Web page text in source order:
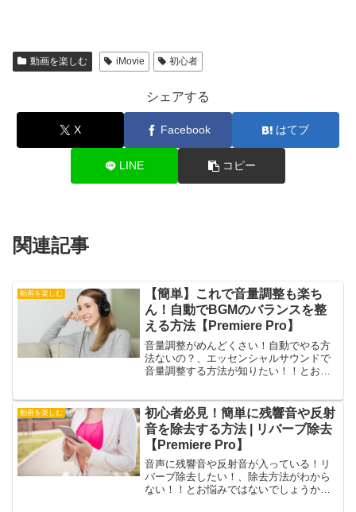
動画を楽しむ iMovie 初心者
シェアする
X Facebook はてブ
LINE コピー
関連記事
動画を楽しむ
【簡単】これで音量調整も楽ち
ん！自動でBGMのバランスを整
える方法【Premiere Pro】
音量調整がめんどくさい！自動でやる方
法ないの？、エッセンシャルサウンドで
音量調整する方法が知りたい！！とお悩
で、音量を自動的に調整してくれる機能
について紹介します。この記事は以下の
ような人におすすめ！自動で音量調整を
する方法が知りたい！エッセンシャルサ
ウンドの基本的な操作が知りたい！音量
調整を効率的にしたい！
動画を楽しむ
初心者必見！簡単に残響音や反射
音を除去する方法 | リバーブ除去
【Premiere Pro】
音声に残響音や反射音が入っている！リ
バーブ除去したい！、除去方法がわから
ない！！とお悩みではないでしょうか？